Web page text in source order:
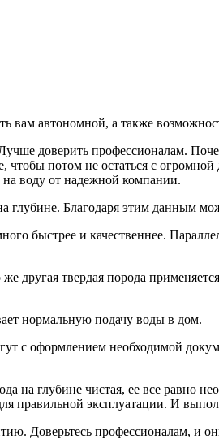
автономной, а также
доверить профессионалам.
чтобы потом не остаться с
воду от надежной компании.
глубине. Благодаря этим данным
быстрее и качественнее.
другая твердая порода
нормальную подачу воды в дом.
с оформлением необходимой
глубине чистая, ее все равно
правильной эксплуатации. И
Доверьтесь профессионалам, и